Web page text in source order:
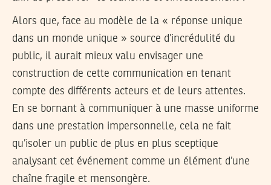
Alors que, face au modèle de la « réponse unique
dans un monde unique » source d’incrédulité du
public, il aurait mieux valu envisager une
construction de cette communication en tenant
compte des différents acteurs et de leurs attentes.
En se bornant à communiquer à une masse uniforme
dans une prestation impersonnelle, cela ne fait
qu’isoler un public de plus en plus sceptique
analysant cet événement comme un élément d’une
chaîne fragile et mensongère.